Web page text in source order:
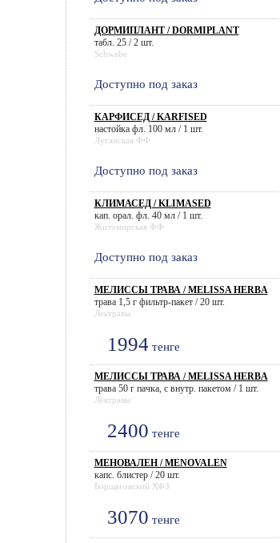
ДОРМИПЛАНТ / DORMIPLANT
табл. 25 / 2 шт.
Schwabe
Доступно под заказ
КАРФИСЕД / KARFISED
настойка фл. 100 мл / 1 шт.
Луганская ФФ
Доступно под заказ
КЛИМАСЕД / KLIMASED
кап. орал. фл. 40 мл / 1 шт.
Житомирская ФФ
Доступно под заказ
МЕЛИССЫ ТРАВА / MELISSA HERBA
трава 1,5 г фильтр-пакет / 20 шт.
Лектравы
1994тенге
МЕЛИССЫ ТРАВА / MELISSA HERBA
трава 50 г пачка, с внутр. пакетом / 1 шт.
Лектравы
2400 тенге
МЕНОВАЛЕН / MENOVALEN
капс. блистер / 20 шт.
Борщаговский ХФЗ
3070 тенге